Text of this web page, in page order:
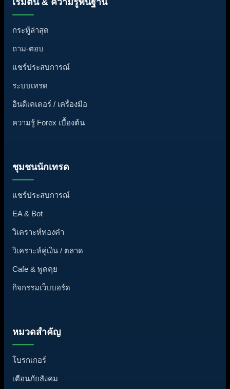
กระทู้ล่าสุด
ถาม-ตอบ
แชร์ประสบการณ์
ระบบเทรด
อินดิเคเตอร์ / เครื่องมือ
ความรู้ Forex เบื้องต้น
ชุมชนนักเทรด
แชร์ประสบการณ์
EA & Bot
วิเคราะห์ทองคำ
วิเคราะห์คู่เงิน / ตลาด
Cafe & พูดคุย
กิจกรรมเว็บบอร์ด
หมวดสำคัญ
โบรกเกอร์
เตือนภัยสังคม